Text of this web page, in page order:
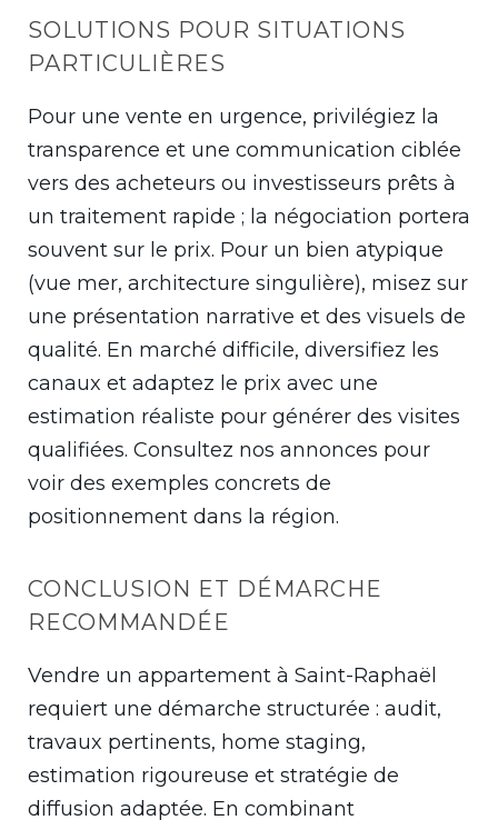
SOLUTIONS POUR SITUATIONS
PARTICULIÈRES
Pour une vente en urgence, privilégiez la
transparence et une communication ciblée
vers des acheteurs ou investisseurs prêts à
un traitement rapide ; la négociation portera
souvent sur le prix. Pour un bien atypique
(vue mer, architecture singulière), misez sur
une présentation narrative et des visuels de
qualité. En marché difficile, diversifiez les
canaux et adaptez le prix avec une
estimation réaliste pour générer des visites
qualifiées. Consultez nos annonces pour
voir des exemples concrets de
positionnement dans la région.
CONCLUSION ET DÉMARCHE
RECOMMANDÉE
Vendre un appartement à Saint-Raphaël
requiert une démarche structurée : audit,
travaux pertinents, home staging,
estimation rigoureuse et stratégie de
diffusion adaptée. En combinant